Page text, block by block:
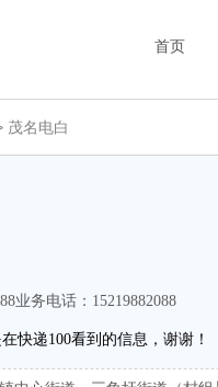
首页
茂名电白
业务电话：15219882088
快递100看到的信息，谢谢！